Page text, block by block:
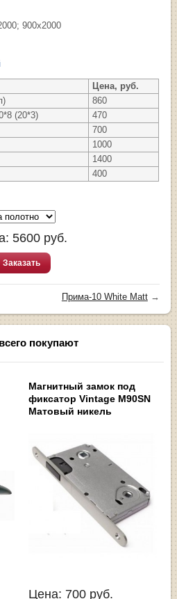
900х2000
Цена, руб.
860
(20*3)
470
700
1000
1400
400
5600 руб.
Заказать
Прима-10 White Matt→
покупают
Магнитный замок под
фиксатор Vintage M90SN
Матовый никель
Цена: 700 руб.